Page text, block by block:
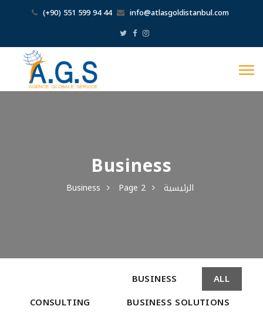
(+90) 551 599 94 44 info@atlasgoldistanbul.com
Business
الرئيسية Business Page 2
ALL
BUSINESS
BUSINESS SOLUTIONS
CONSULTING